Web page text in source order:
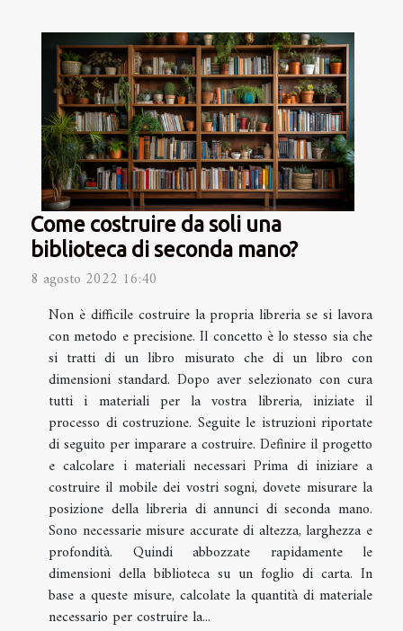
Come costruire da soli una
biblioteca di seconda mano?
8 agosto 2022 16:40
Non è difficile costruire la propria libreria se si lavora
con metodo e precisione. Il concetto è lo stesso sia che
si tratti di un libro misurato che di un libro con
dimensioni standard. Dopo aver selezionato con cura
tutti i materiali per la vostra libreria, iniziate il
processo di costruzione. Seguite le istruzioni riportate
di seguito per imparare a costruire. Definire il progetto
e calcolare i materiali necessari Prima di iniziare a
costruire il mobile dei vostri sogni, dovete misurare la
posizione della libreria di annunci di seconda mano.
Sono necessarie misure accurate di altezza, larghezza e
profondità. Quindi abbozzate rapidamente le
dimensioni della biblioteca su un foglio di carta. In
base a queste misure, calcolate la quantità di materiale
necessario per costruire la...